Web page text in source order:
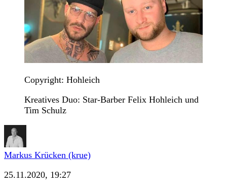
Copyright: Hohleich
Kreatives Duo: Star-Barber Felix Hohleich und
Tim Schulz
Markus Krücken (krue)
25.11.2020, 19:27